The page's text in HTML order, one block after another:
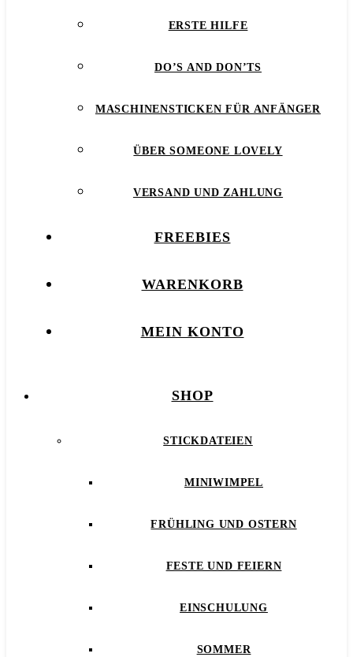
ERSTE HILFE
DO’S AND DON’TS
MASCHINENSTICKEN FÜR ANFÄNGER
ÜBER SOMEONE LOVELY
VERSAND UND ZAHLUNG
FREEBIES
WARENKORB
MEIN KONTO
SHOP
STICKDATEIEN
MINIWIMPEL
FRÜHLING UND OSTERN
FESTE UND FEIERN
EINSCHULUNG
SOMMER